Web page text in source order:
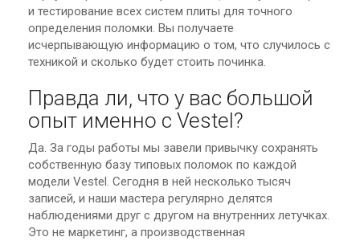
и тестирование всех систем плиты для точного
определения поломки. Вы получаете
исчерпывающую информацию о том, что случилось с
техникой и сколько будет стоить починка.
Правда ли, что у вас большой
опыт именно с Vestel?
Да. За годы работы мы завели привычку сохранять
собственную базу типовых поломок по каждой
модели Vestel. Сегодня в ней несколько тысяч
записей, и наши мастера регулярно делятся
наблюдениями друг с другом на внутренних летучках.
Это не маркетинг, а производственная